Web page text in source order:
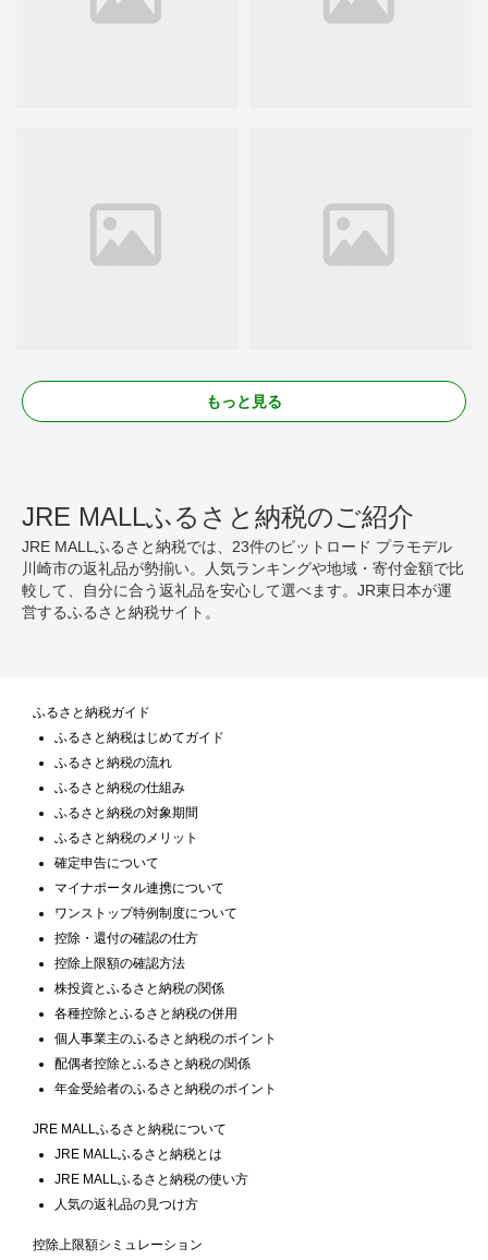
もっと見る
JRE MALLふるさと納税のご紹介
JRE MALLふるさと納税では、23件のピットロード プラモデル
川崎市の返礼品が勢揃い。人気ランキングや地域・寄付金額で比
較して、自分に合う返礼品を安心して選べます。JR東日本が運
営するふるさと納税サイト。
ふるさと納税ガイド
ふるさと納税はじめてガイド
ふるさと納税の流れ
ふるさと納税の仕組み
ふるさと納税の対象期間
ふるさと納税のメリット
確定申告について
マイナポータル連携について
ワンストップ特例制度について
控除・還付の確認の仕方
控除上限額の確認方法
株投資とふるさと納税の関係
各種控除とふるさと納税の併用
個人事業主のふるさと納税のポイント
配偶者控除とふるさと納税の関係
年金受給者のふるさと納税のポイント
JRE MALLふるさと納税について
JRE MALLふるさと納税とは
JRE MALLふるさと納税の使い方
人気の返礼品の見つけ方
控除上限額シミュレーション